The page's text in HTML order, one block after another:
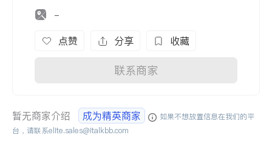
-
点赞 分享 收藏
联系商家
暂无商家介绍 成为精英商家
如果不想放置信息在我们的平
台，请联系elite.sales@italkbb.com